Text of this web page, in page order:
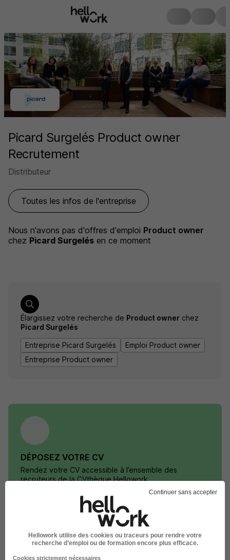
Picard Surgelés Product owner
Recrutement
Distributeur
Toutes les infos de l'entreprise
Nous n'avons pas d'offres d'emploi Product owner
chez Picard Surgelés en ce moment
Élargissez votre recherche de Product owner chez
Picard Surgelés
Entreprise Picard Surgelés
Emploi Product owner
Entreprise Product owner
DÉPOSEZ VOTRE CV
Rendez votre CV accessible à l’ensemble des
recruteurs de la CVthèque Hellowork.
Rendre mon CV visible
Continuer sans accepter
Hellowork utilise des cookies ou traceurs pour rendre votre
recherche d’emploi ou de formation encore plus efficace.
Cookies strictement nécessaires